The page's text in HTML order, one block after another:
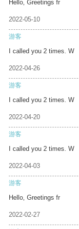
Hello, Greetings fr
2022-05-10
游客
I called you 2 times. W
2022-04-26
游客
I called you 2 times. W
2022-04-20
游客
I called you 2 times. W
2022-04-03
游客
Hello, Greetings fr
2022-02-27